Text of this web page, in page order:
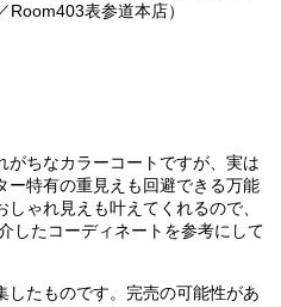
表参道本店）
がちなカラーコートですが、実は
ー特有の重見えも回避できる万能
ゃれ見えも叶えてくれるので、
したコーディネートを参考にして
たものです。完売の可能性があ